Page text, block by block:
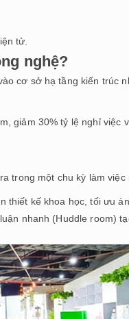
tử.
nghệ?
cơ sở hạ tầng kiến trúc
giảm 30% tỷ lệ nghỉ việc
trong một chu kỳ làm việc
thiết kế khoa học, tối ưu
nhanh (Huddle room)